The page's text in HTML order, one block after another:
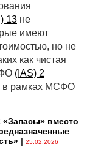
13 не
имеют
но не
как чистая
(IAS) 2
в рамках МСФО
вместо
| 25.02.2026